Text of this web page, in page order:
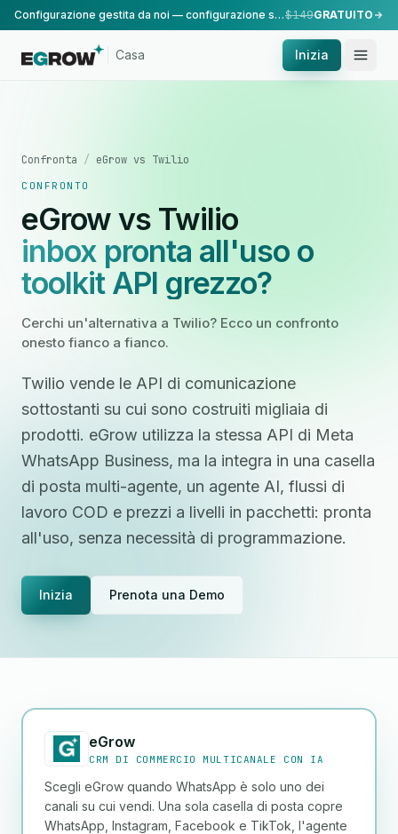
Configurazione gestita da noi — configurazione standard, eseguita dal nostro team.$149GRATUITO
Casa Inizia
Confronta / eGrow vs Twilio
CONFRONTO
eGrow vs Twilio
inbox pronta all'uso o
toolkit API grezzo?
Cerchi un'alternativa a Twilio? Ecco un confronto
onesto fianco a fianco.
Twilio vende le API di comunicazione
sottostanti su cui sono costruiti migliaia di
prodotti. eGrow utilizza la stessa API di Meta
WhatsApp Business, ma la integra in una casella
di posta multi-agente, un agente AI, flussi di
lavoro COD e prezzi a livelli in pacchetti: pronta
all'uso, senza necessità di programmazione.
Inizia Prenota una Demo
eGrow
CRM DI COMMERCIO MULTICANALE CON IA
Scegli eGrow quando WhatsApp è solo uno dei
canali su cui vendi. Una sola casella di posta copre
WhatsApp, Instagram, Facebook e TikTok, l'agente